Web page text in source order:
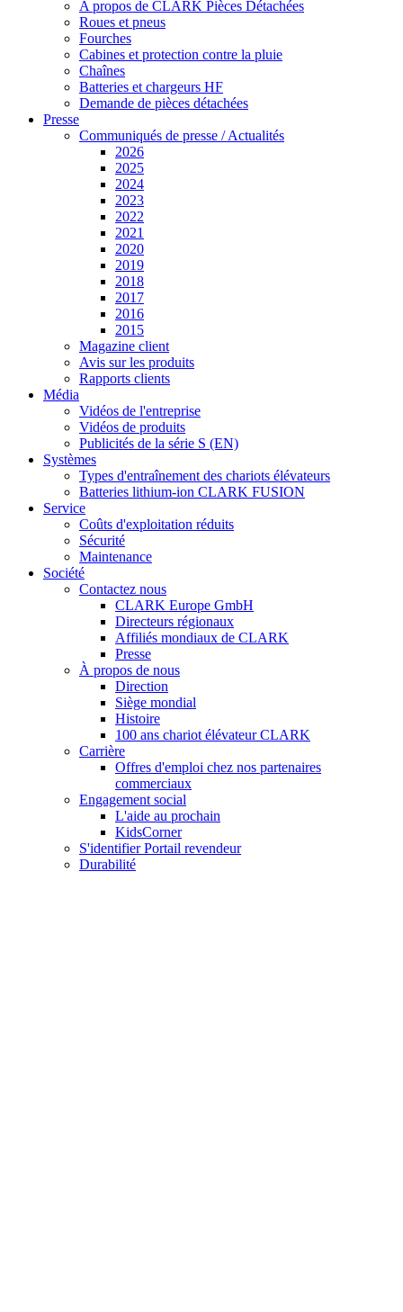
A propos de CLARK Pièces Détachées
Roues et pneus
Fourches
Cabines et protection contre la pluie
Chaînes
Batteries et chargeurs HF
Demande de pièces détachées
Presse
Communiqués de presse / Actualités
2026
2025
2024
2023
2022
2021
2020
2019
2018
2017
2016
2015
Magazine client
Avis sur les produits
Rapports clients
Média
Vidéos de l'entreprise
Vidéos de produits
Publicités de la série S (EN)
Systèmes
Types d'entraînement des chariots élévateurs
Batteries lithium-ion CLARK FUSION
Service
Coûts d'exploitation réduits
Sécurité
Maintenance
Société
Contactez nous
CLARK Europe GmbH
Directeurs régionaux
Affiliés mondiaux de CLARK
Presse
À propos de nous
Direction
Siège mondial
Histoire
100 ans chariot élévateur CLARK
Carrière
Offres d'emploi chez nos partenaires
commerciaux
Engagement social
L'aide au prochain
KidsCorner
S'identifier Portail revendeur
Durabilité